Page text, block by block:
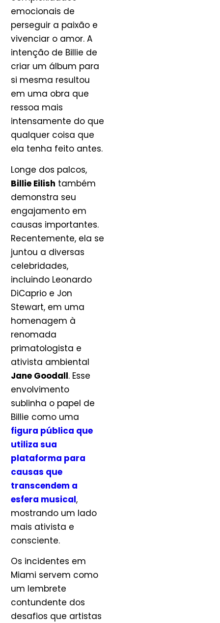
emocionais de
perseguir a paixão e
vivenciar o amor. A
intenção de Billie de
criar um álbum para
si mesma resultou
em uma obra que
ressoa mais
intensamente do que
qualquer coisa que
ela tenha feito antes.
Longe dos palcos,
Billie Eilish também
demonstra seu
engajamento em
causas importantes.
Recentemente, ela se
juntou a diversas
celebridades,
incluindo Leonardo
DiCaprio e Jon
Stewart, em uma
homenagem à
renomada
primatologista e
ativista ambiental
Jane Goodall. Esse
envolvimento
sublinha o papel de
Billie como uma
figura pública que
utiliza sua
plataforma para
causas que
transcendem a
esfera musical,
mostrando um lado
mais ativista e
consciente.
Os incidentes em
Miami servem como
um lembrete
contundente dos
desafios que artistas